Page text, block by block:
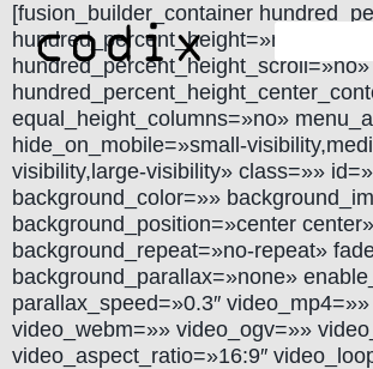
[fusion_builder_container
hundred_percent_height=»no»
hundred_percent_height_scroll=»no»
equal_height_columns=»no»
hide_on_mobile=»small-
visibility,large-visibility» class=»»
background_color=»»
background_position=»center center»
background_repeat=»no-repeat»
background_parallax=»none»
parallax_speed=»0.3″ video_mp4=»»
video_webm=»» video_ogv=»»
video_aspect_ratio=»16:9″